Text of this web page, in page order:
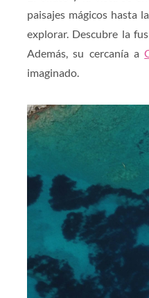
paisajes mágicos hasta
explorar. Descubre la
Además, su cercanía a
imaginado.